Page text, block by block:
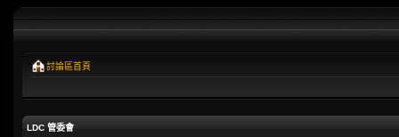
討論區首頁
LDC 管委會